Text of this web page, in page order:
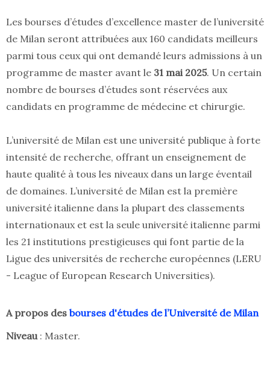
Les bourses d’études d’excellence master de l’université
de Milan seront attribuées aux 160 candidats meilleurs
parmi tous ceux qui ont demandé leurs admissions à un
programme de master avant le 31 mai 2025. Un certain
nombre de bourses d’études sont réservées aux
candidats en programme de médecine et chirurgie.
L’université de Milan est une université publique à forte
intensité de recherche, offrant un enseignement de
haute qualité à tous les niveaux dans un large éventail
de domaines. L’université de Milan est la première
université italienne dans la plupart des classements
internationaux et est la seule université italienne parmi
les 21 institutions prestigieuses qui font partie de la
Ligue des universités de recherche européennes (LERU
- League of European Research Universities).
A propos des bourses d'études de l’Université de Milan
Niveau : Master.